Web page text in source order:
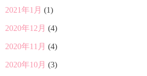
2021年1月 (1)
2020年12月 (4)
2020年11月 (4)
2020年10月 (3)